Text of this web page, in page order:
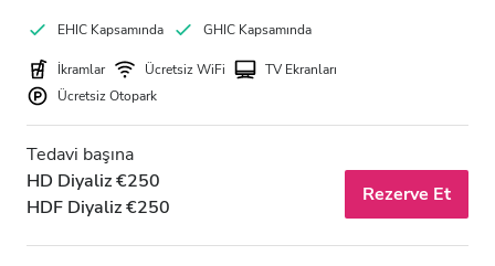
EHIC Kapsamında GHIC Kapsamında
İkramlar Ücretsiz WiFi
TV Ekranları
Ücretsiz Otopark
Tedavi başına
HD Diyaliz €250
HDF Diyaliz €250
Rezerve Et